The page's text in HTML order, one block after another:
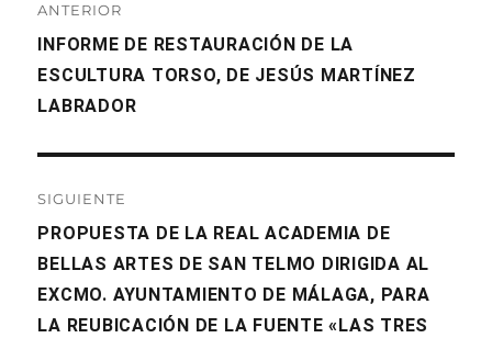
de
entradas
ANTERIOR
Entrada
anterior:
INFORME DE RESTAURACIÓN DE LA
ESCULTURA TORSO, DE JESÚS MARTÍNEZ
LABRADOR
SIGUIENTE
Entrada
siguiente:
PROPUESTA DE LA REAL ACADEMIA DE
BELLAS ARTES DE SAN TELMO DIRIGIDA AL
EXCMO. AYUNTAMIENTO DE MÁLAGA, PARA
LA REUBICACIÓN DE LA FUENTE «LAS TRES